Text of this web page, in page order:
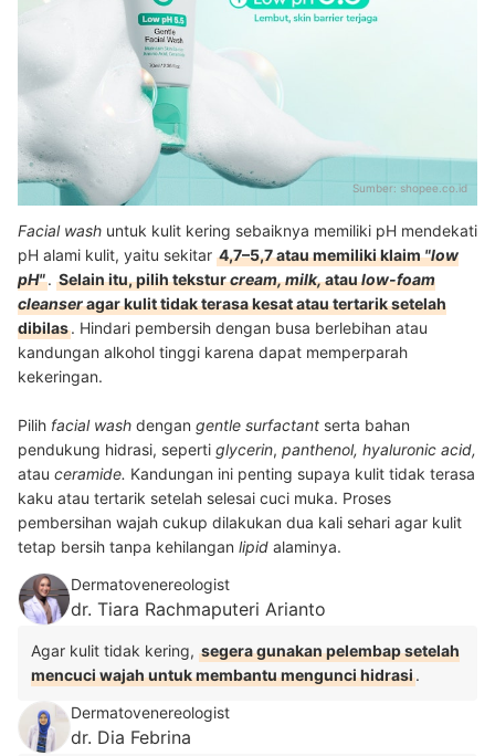
Sumber: shopee.co.id
Facial wash untuk kulit kering sebaiknya memiliki pH mendekati
pH alami kulit, yaitu sekitar 4,7–5,7 atau memiliki klaim"low
pH". Selain itu, pilih teksturcream, milk,ataulow-foam
cleanseragar kulit tidak terasa kesat atau tertarik setelah
dibilas. Hindari pembersih dengan busa berlebihan atau
kandungan alkohol tinggi karena dapat memperparah
kekeringan.
Pilih facial wash dengan gentle surfactant serta bahan
pendukung hidrasi, seperti glycerin, panthenol, hyaluronic acid,
atau ceramide. Kandungan ini penting supaya kulit tidak terasa
kaku atau tertarik setelah selesai cuci muka. Proses
pembersihan wajah cukup dilakukan dua kali sehari agar kulit
tetap bersih tanpa kehilangan lipid alaminya.
Dermatovenereologist
dr. Tiara Rachmaputeri Arianto
Agar kulit tidak kering, segera gunakan pelembap setelah
mencuci wajah untuk membantu mengunci hidrasi.
Dermatovenereologist
dr. Dia Febrina